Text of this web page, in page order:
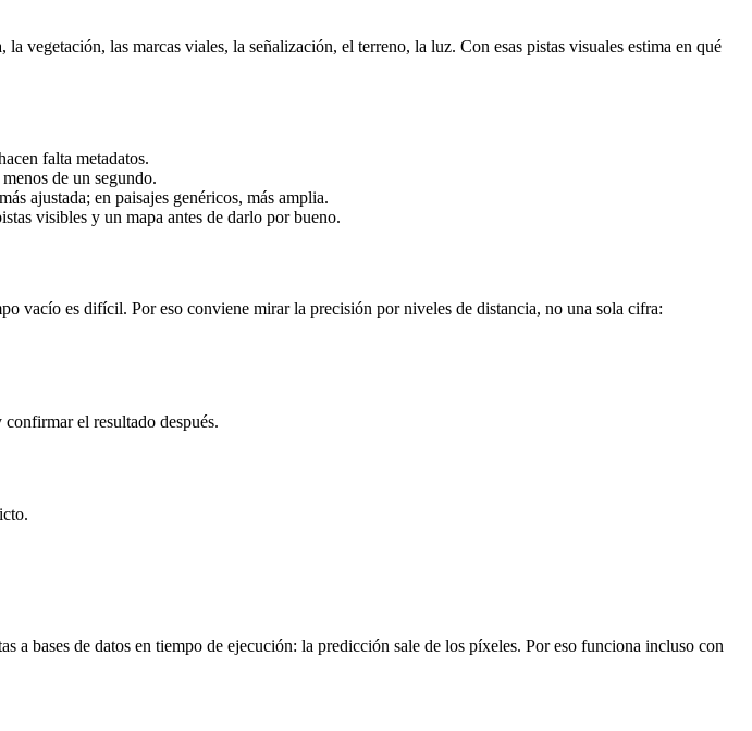
las marcas viales, la señalización, el terreno, la luz. Con esas pistas visuales estima en qué
falta metadatos.
de un segundo.
ajustada; en paisajes genéricos, más amplia.
visibles y un mapa antes de darlo por bueno.
vacío es difícil. Por eso conviene mirar la precisión por niveles de distancia, no una sola cifra:
el resultado después.
bases de datos en tiempo de ejecución: la predicción sale de los píxeles. Por eso funciona incluso con